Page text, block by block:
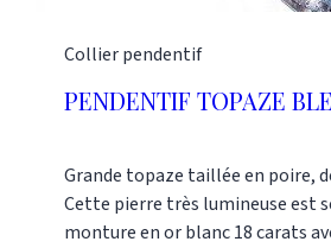
Collier pendentif
PENDENTIF TOPAZE
Grande topaze taillée en poire,
Cette pierre très lumineuse est
monture en or blanc 18 carats